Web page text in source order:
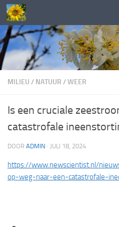
Doorgaan naar inhoud
MILIEU / NATUUR /WEER
Is een cruciale
catastrofale
DOOR ADMIN · JULI 18, 2024
https://www.newscientist.nl/
op-weg-naar-een-catastrofale-